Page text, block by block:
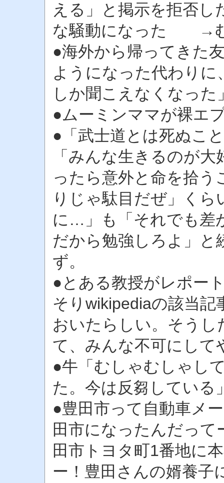
える」と掲示を拒否
な騒動になった →
●海外から帰ってきた
ようになった代わりに
しか聞こえなくなっ
●ムーミンママが裸エ
●「武士道とは死ぬこ
「みんな生きるのが
ったら意外と命を拾
りじゃ駄目だぜ」く
に…」も「それでも差
だから勉強しろよ」と
ず。
●とある教授がレポー
そりwikipediaの該当
おいたらしい。そう
て、みんな不可にして
●牛「むしゃむしゃし
た。今は反芻している
●豊田市って自動車メ
田市になったんだって
田市トヨタ町1番地に
ー！豊田さんの婿養子